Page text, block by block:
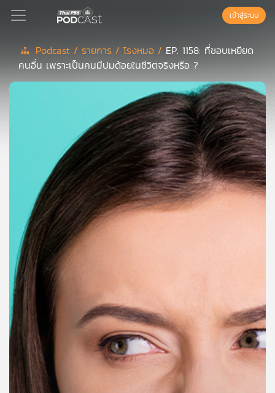
Podcast
สต์
ของ
คุณ
เพลง
บทความ
เข้าสู่ระบบ
Podcast / รายการ /โรงหมอ / EP. 1158: ที่ชอบเหยียด
คนอื่น เพราะเป็นคนมีปมด้อยในชีวิตจริงหรือ ?